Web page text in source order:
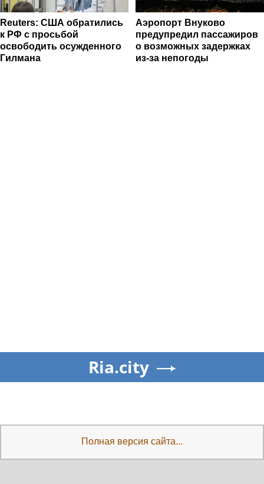
Reuters: США обратились
к РФ с просьбой
освободить осужденного
Гилмана
Аэропорт Внуково
предупредил пассажиров
о возможных задержках
из-за непогоды
Ria.city
Полная версия сайта...